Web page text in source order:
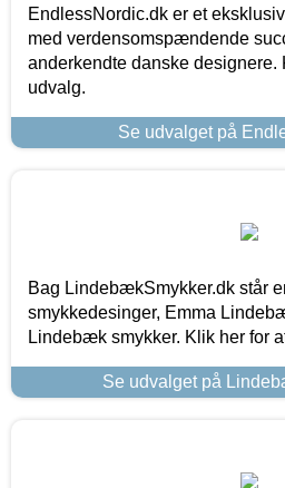
EndlessNordic.dk er et
med verdensomspændende
anderkendte danske designere.
udvalg.
Se udvalget på
Bag LindebækSmykker.dk står
smykkedesinger, Emma
Lindebæk smykker. Klik her for
Se udvalget på